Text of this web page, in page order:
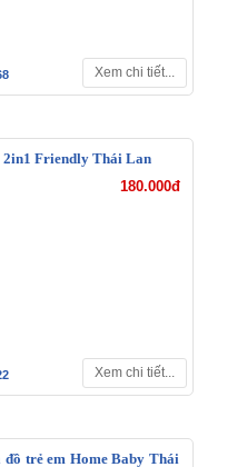
Xem chi tiết...
Nước giặt xả 2in1
Friendly Thái Lan
Xem chi tiết...
Nước giặt xả đồ trẻ em